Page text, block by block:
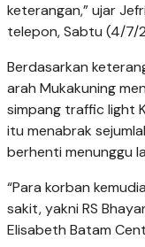
keterangan,” ujar
telepon, Sabtu (4/7/
Berdasarkan
arah Mukakuning
simpang traffic light
itu menabrak
berhenti menunggu
“Para korban
sakit, yakni RS
Elisabeth Batam